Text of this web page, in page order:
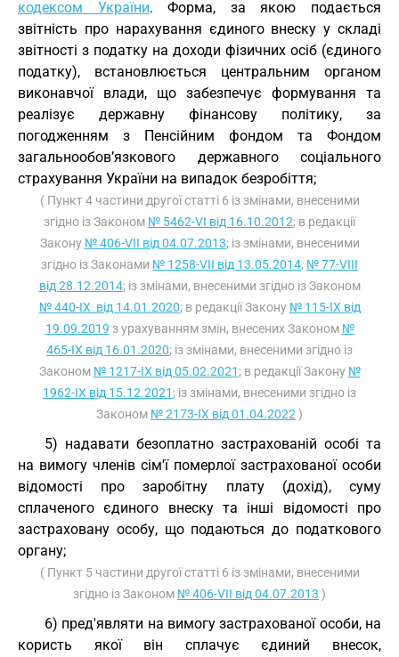
кодексом України. Форма, за якою подається
звітність про нарахування єдиного внеску у складі
звітності з податку на доходи фізичних осіб (єдиного
податку), встановлюється центральним органом
виконавчої влади, що забезпечує формування та
реалізує державну фінансову політику, за
погодженням з Пенсійним фондом та Фондом
загальнообов’язкового державного соціального
страхування України на випадок безробіття;
( Пункт 4 частини другої статті 6 із змінами, внесеними
згідно із Законом № 5462-VI від 16.10.2012; в редакції
Закону № 406-VII від 04.07.2013; із змінами, внесеними
згідно із Законами № 1258-VII від 13.05.2014, № 77-VIII
від 28.12.2014; із змінами, внесеними згідно із Законом
№ 440-IX від 14.01.2020; в редакції Закону № 115-IX від
19.09.2019 з урахуванням змін, внесених Законом №
465-IX від 16.01.2020; із змінами, внесеними згідно із
Законом № 1217-IX від 05.02.2021 ; в редакції Закону №
1962-IX від 15.12.2021 ; із змінами, внесеними згідно із
Законом № 2173-IX від 01.04.2022 )
5) надавати безоплатно застрахованій особі та
на вимогу членів сім'ї померлої застрахованої особи
відомості про заробітну плату (дохід), суму
сплаченого єдиного внеску та інші відомості про
застраховану особу, що подаються до податкового
органу;
( Пункт 5 частини другої статті 6 із змінами, внесеними
згідно із Законом № 406-VII від 04.07.2013 )
6) пред'являти на вимогу застрахованої особи, на
користь якої він сплачує єдиний внесок,